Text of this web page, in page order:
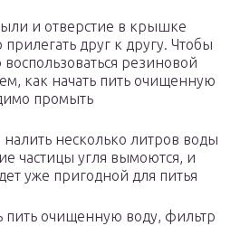
и отверстие в крышке
друг к другу. Чтобы
резиновой
как начать пить очищенную
промыть
налить несколько литров воды
частицы угля вымоются, и
уже пригодной для питья
пить очищенную воду, фильтр